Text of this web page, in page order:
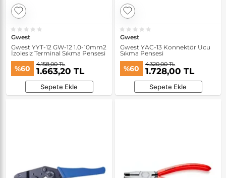
Gwest
Gwest YYT-12 GW-12 1.0-10mm2
İzolesiz Terminal Sıkma Pensesi
%60 4.158,00 TL
1.663,20 TL
Sepete Ekle
Gwest
Gwest YAC-13 Konnektör Ucu
Sıkma Pensesi
%60 4.320,00 TL
1.728,00 TL
Sepete Ekle